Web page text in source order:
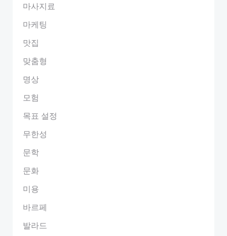
마사지료
마케팅
맛집
맞춤형
명상
모험
목표 설정
무한성
문학
문화
미용
바르페
발라드